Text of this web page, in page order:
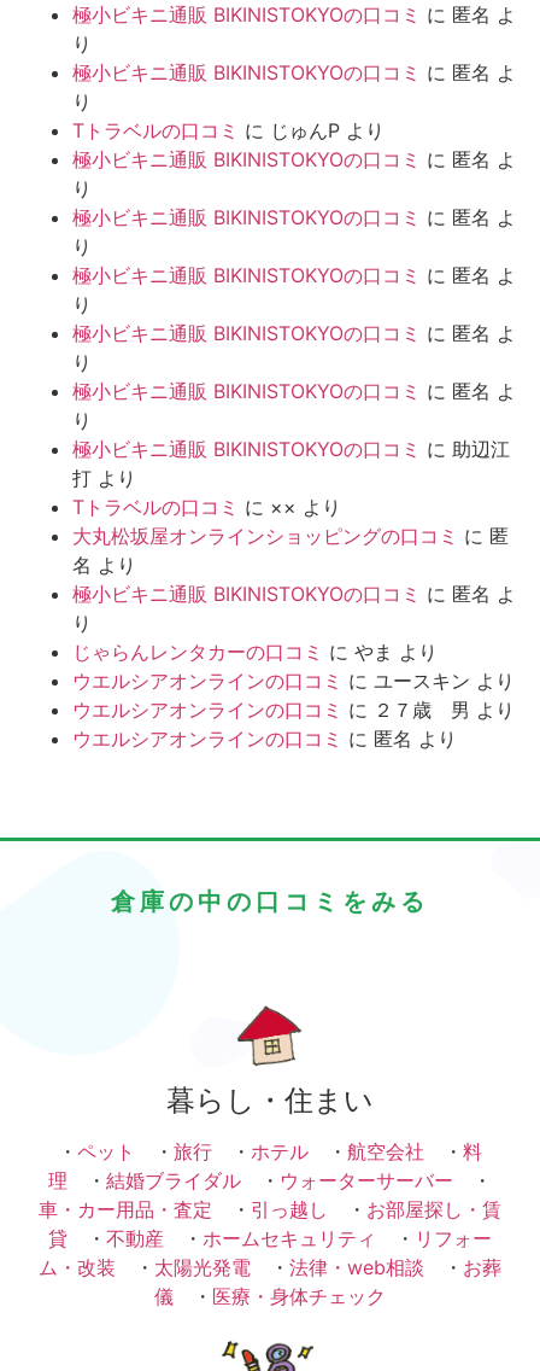
極小ビキニ通販 BIKINISTOKYOの口コミ に 匿名 よ
り
極小ビキニ通販 BIKINISTOKYOの口コミ に 匿名 よ
り
Tトラベルの口コミ に じゅんP より
極小ビキニ通販 BIKINISTOKYOの口コミ に 匿名 よ
り
極小ビキニ通販 BIKINISTOKYOの口コミ に 匿名 よ
り
極小ビキニ通販 BIKINISTOKYOの口コミ に 匿名 よ
り
極小ビキニ通販 BIKINISTOKYOの口コミ に 匿名 よ
り
極小ビキニ通販 BIKINISTOKYOの口コミ に 匿名 よ
り
極小ビキニ通販 BIKINISTOKYOの口コミ に 助辺江
打 より
Tトラベルの口コミ に ×× より
大丸松坂屋オンラインショッピングの口コミ に 匿
名 より
極小ビキニ通販 BIKINISTOKYOの口コミ に 匿名 よ
り
じゃらんレンタカーの口コミ に やま より
ウエルシアオンラインの口コミ に ユースキン より
ウエルシアオンラインの口コミ に ２７歳 男 より
ウエルシアオンラインの口コミ に 匿名 より
倉庫の中の口コミをみる
暮らし・住まい
・ ペット ・ 旅行 ・ ホテル ・ 航空会社 ・ 料
理 ・ 結婚ブライダル ・ ウォーターサーバー ・
車・カー用品・査定 ・ 引っ越し ・ お部屋探し・賃
貸 ・ 不動産 ・ ホームセキュリティ ・ リフォー
ム・改装 ・ 太陽光発電 ・ 法律・web相談 ・ お葬
儀 ・ 医療・身体チェック